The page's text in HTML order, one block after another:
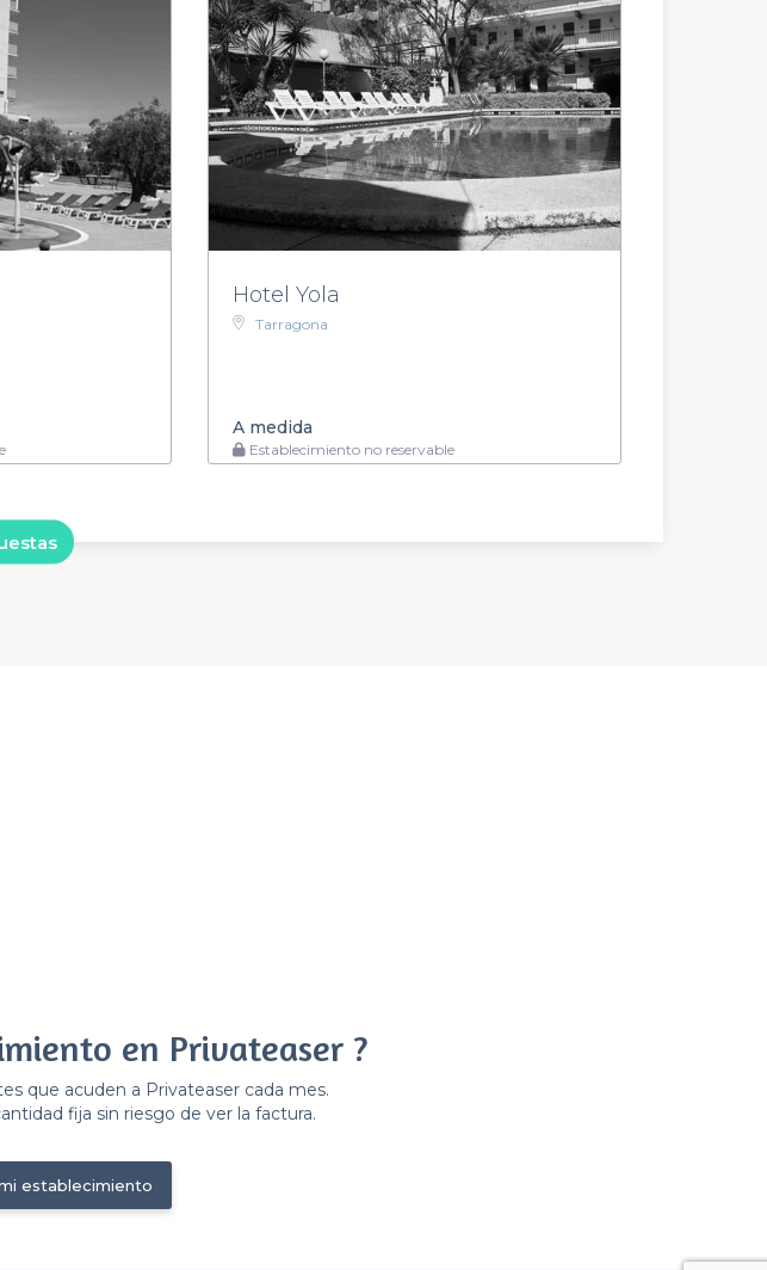
Hotel Yola
Tarragona
A medida
Establecimiento no reservable
en Privateaser ?
que acuden a Privateaser cada mes.
fija sin riesgo de ver la factura.
establecimiento